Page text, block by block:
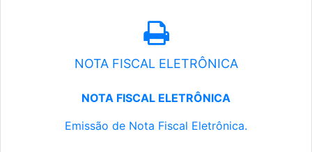
NOTA FISCAL ELETRÔNICA
NOTA FISCAL ELETRÔNICA
Emissão de Nota Fiscal Eletrônica.